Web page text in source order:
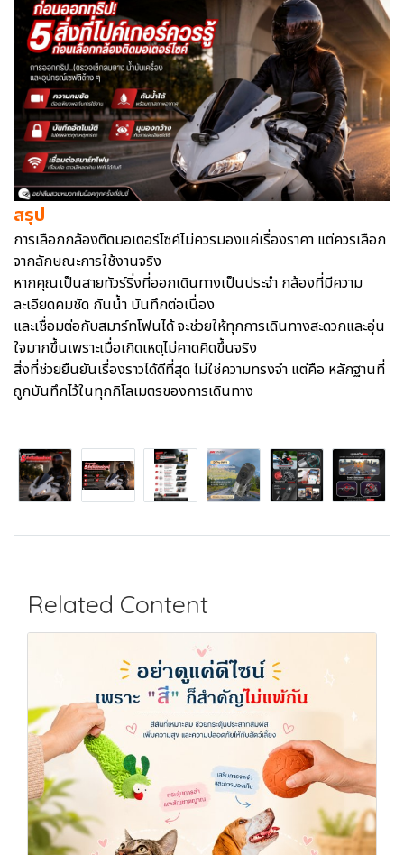
สรุป
การเลือกกล้องติดมอเตอร์ไซค์ไม่ควรมองแค่เรื่องราคา แต่ควรเลือก
จากลักษณะการใช้งานจริง
หากคุณเป็นสายทัวร์ริ่งที่ออกเดินทางเป็นประจำ กล้องที่มีความ
ละเอียดคมชัด กันน้ำ บันทึกต่อเนื่อง
และเชื่อมต่อกับสมาร์ทโฟนได้ จะช่วยให้ทุกการเดินทางสะดวกและอุ่น
ใจมากขึ้นเพราะเมื่อเกิดเหตุไม่คาดคิดขึ้นจริง
สิ่งที่ช่วยยืนยันเรื่องราวได้ดีที่สุด ไม่ใช่ความทรงจำ แต่คือ หลักฐานที่
ถูกบันทึกไว้ในทุกกิโลเมตรของการเดินทาง
Related Content